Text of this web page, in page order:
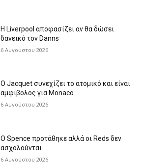
Η Liverpool αποφασίζει αν θα δώσει
δανεικό τον Danns
6 Αυγούστου 2026
Ο Jacquet συνεχίζει το ατομικό και είναι
αμφίβολος για Monaco
6 Αυγούστου 2026
Ο Spence προτάθηκε αλλά οι Reds δεν
ασχολούνται
6 Αυγούστου 2026